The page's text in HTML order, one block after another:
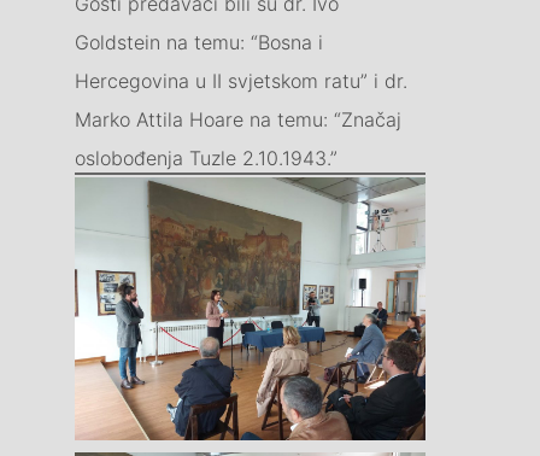
Goldstein na temu: “Bosna i
Hercegovina u II svjetskom ratu” i dr.
Marko Attila Hoare na temu: “Značaj
oslobođenja Tuzle 2.10.1943.”